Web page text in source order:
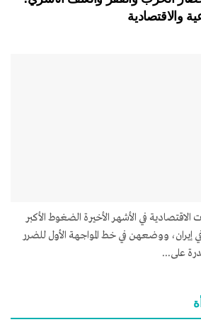
والاقتصادية
في الأشهر الأخيرة الضغوط الأكبر
إيران، ووضعهن في خط المواجهة الأول للضرر
على...